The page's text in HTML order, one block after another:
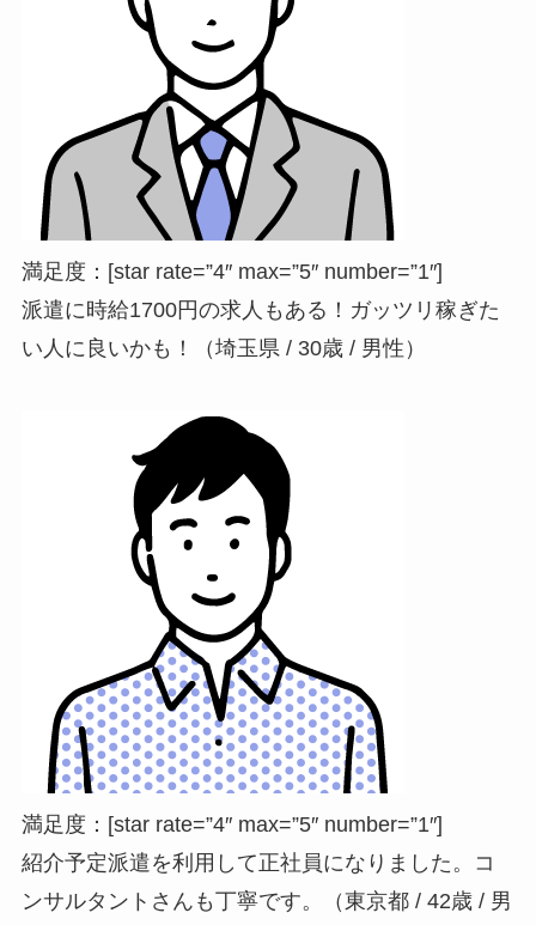
満足度：[star rate=”4″ max=”5″ number=”1″]
派遣に時給1700円の求人もある！ガッツリ稼ぎた
い人に良いかも！（埼玉県 / 30歳 / 男性）
満足度：[star rate=”4″ max=”5″ number=”1″]
紹介予定派遣を利用して正社員になりました。コ
ンサルタントさんも丁寧です。（東京都 / 42歳 / 男